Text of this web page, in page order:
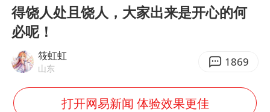
白海豚将正面袭击贯穿浙江
包文婧：二胎很难一碗水端平
得饶人处且饶人，大家出来是开心的何
必呢！
筱虹虹
山东 1869
打开网易新闻 体验效果更佳